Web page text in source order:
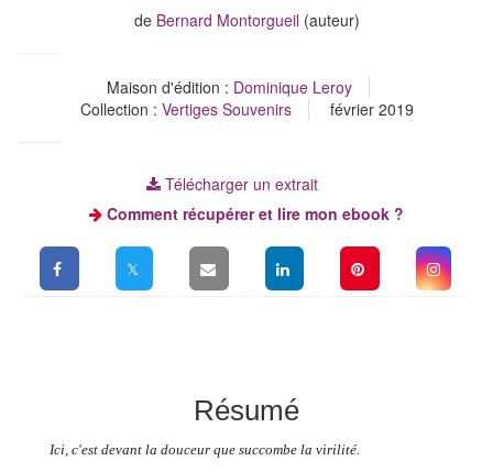
de Bernard Montorgueil(auteur)
Maison d'édition : Dominique Leroy
Collection : Vertiges Souvenirs février 2019
Télécharger un extrait
Comment récupérer et lire mon ebook ?
Résumé
Ici, c'est devant la douceur que succombe la virilité.